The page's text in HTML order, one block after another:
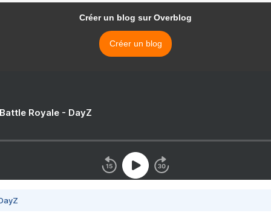
Créer un blog sur Overblog
Créer un blog
Royale - DayZ